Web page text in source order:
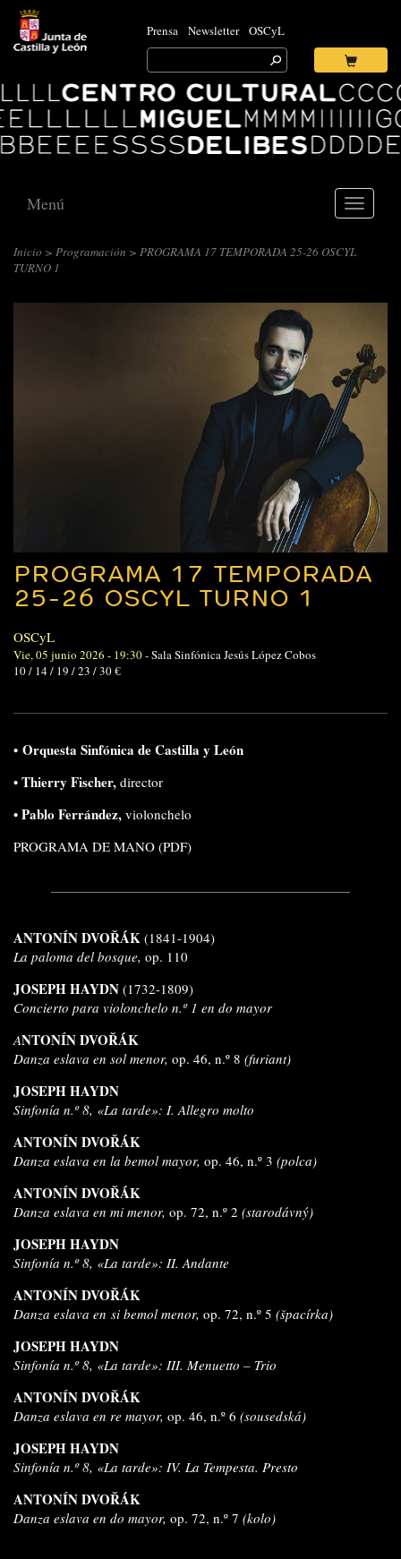
Prensa Newsletter OSCyL
Search
for:
Ok
Centro
Cultural
Miguel
Delibes
Toggle
Menú
Inicio > Programación > PROGRAMA 17 TEMPORADA 25-26 OSCYL
TURNO 1
PROGRAMA 17 TEMPORADA
25-26 OSCYL TURNO 1
OSCyL
Vie, 05 junio 2026 - 19:30-Sala Sinfónica Jesús López Cobos
10 / 14 / 19 / 23 / 30 €
• Orquesta Sinfónica de Castilla y León
• Thierry Fischer, director
• Pablo Ferrández, violonchelo
PROGRAMA DE MANO (PDF)
ANTONÍN DVOŘÁK (1841-1904)
La paloma del bosque, op. 110
JOSEPH HAYDN (1732-1809)
Concierto para violonchelo n.º 1 en do mayor
ANTONÍN DVOŘÁK
Danza eslava en sol menor, op. 46, n.º 8 (furiant)
JOSEPH HAYDN
Sinfonía n.º 8, «La tarde»: I. Allegro molto
ANTONÍN DVOŘÁK
Danza eslava en la bemol mayor, op. 46, n.º 3 (polca)
ANTONÍN DVOŘÁK
Danza eslava en mi menor, op. 72, n.º 2 (starodávný)
JOSEPH HAYDN
Sinfonía n.º 8, «La tarde»: II. Andante
ANTONÍN DVOŘÁK
Danza eslava en si bemol menor, op. 72, n.º 5 (špacírka)
JOSEPH HAYDN
Sinfonía n.º 8, «La tarde»: III. Menuetto – Trio
ANTONÍN DVOŘÁK
Danza eslava en re mayor, op. 46, n.º 6 (sousedská)
JOSEPH HAYDN
Sinfonía n.º 8, «La tarde»: IV. La Tempesta. Presto
ANTONÍN DVOŘÁK
Danza eslava en do mayor, op. 72, n.º 7 (kolo)